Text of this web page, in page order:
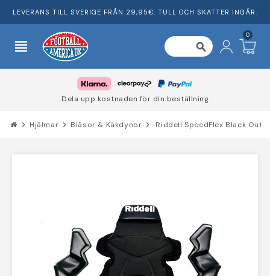
LEVERANS TILL SVERIGE FRÅN 29,95€. TULL OCH SKATTER INGÅR.
view_headline search
0
Dela upp kostnaden för din beställning
chevron_right Hjälmar chevron_right Blåsor & Käkdynor chevron_right Riddell SpeedFlex Black